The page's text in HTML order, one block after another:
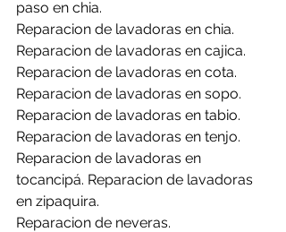
paso en chia.
Reparacion de lavadoras en chia.
Reparacion de lavadoras en cajica.
Reparacion de lavadoras en cota.
Reparacion de lavadoras en sopo.
Reparacion de lavadoras en tabio.
Reparacion de lavadoras en tenjo.
Reparacion de lavadoras en
tocancipá. Reparacion de lavadoras
en zipaquira.
Reparacion de neveras.